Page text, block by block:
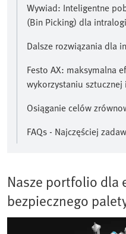
Wywiad: Inteligentne
(Bin Picking) dla
Dalsze rozwiązania dla
Festo AX: maksymalna
wykorzystaniu
Osiąganie celów
FAQs - Najczęściej
Nasze portfolio dla
bezpiecznego